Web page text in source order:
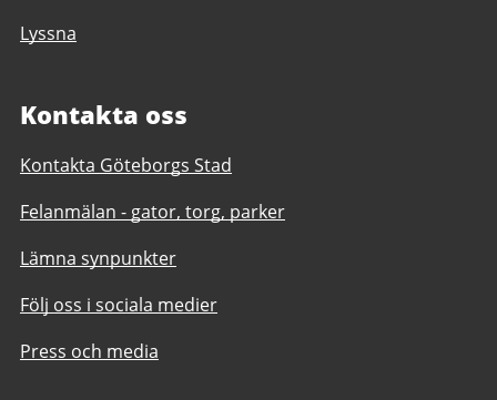
Lyssna
Kontakta oss
Kontakta Göteborgs Stad
Felanmälan - gator, torg, parker
Lämna synpunkter
Följ oss i sociala medier
Press och media